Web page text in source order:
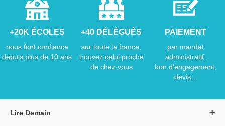
+20K ÉCOLES
nous font confiance
depuis plus de 10 ans
+40 DÉLÉGUÉS
sur toute la france,
trouvez celui proche
de chez vous
PAIEMENT
par mandat
administratif,
bon d'engagement,
devis...
Lire Demain